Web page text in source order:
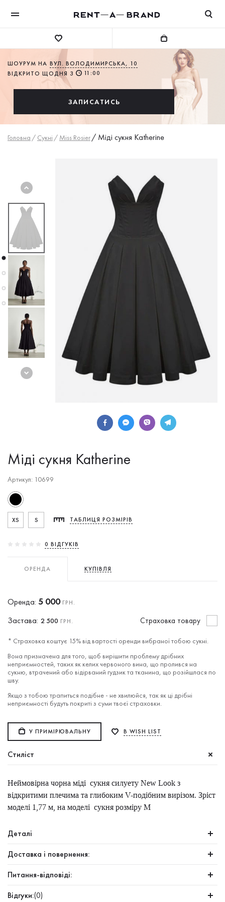
ШОУРУМ НА ВУЛ. ВОЛОДИМИРСЬКА, 10
ВІДКРИТО ЩОДНЯ З
11:00
ЗАПИСАТИСЬ
Головна / Сукнi / Miss Rosier/ Міді сукня Katherine
Міді сукня Katherine
Артикул: 10699
XS S ТАБЛИЦЯ РОЗМІРІВ
0 ВIДГУКIВ
ОРЕНДА КУПІВЛЯ
Оренда: 5 000ГРН.
Застава: 2 500 ГРН. Cтраховка товару
* Страховка коштує 15% від вартості оренди вибраної тобою сукні.
Вона призначена для того, щоб вирішити проблему дрібних
неприємностей, таких як келих червоного вина, що пролився на
сукню, втрачений або відірваний гудзик та тканина, що розійшлася по
шву.
Якщо з тобою трапиться подібне - не хвилюйся, так як ці дрібні
неприємності будуть покриті з суми твоєї страховки.
У ПРИМІРЮВАЛЬНУ В WISH LIST
Стиліст
Неймовірна чорна міді сукня силуету New Look з
відкритими плечима та глибоким V-подібним вирізом. Зріст
моделі 1,77 м, на моделі сукня розміру M
Деталі
Доставка і повернення:
Питання-відповіді:
Відгуки:(0)